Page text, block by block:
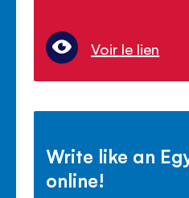
Voir le lien
Write like an
online!